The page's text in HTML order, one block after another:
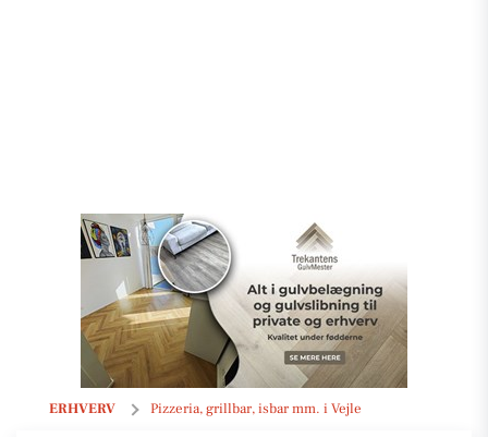
ERHVERV Pizzeria, grillbar, isbar mm. i Vejle
Center pizza